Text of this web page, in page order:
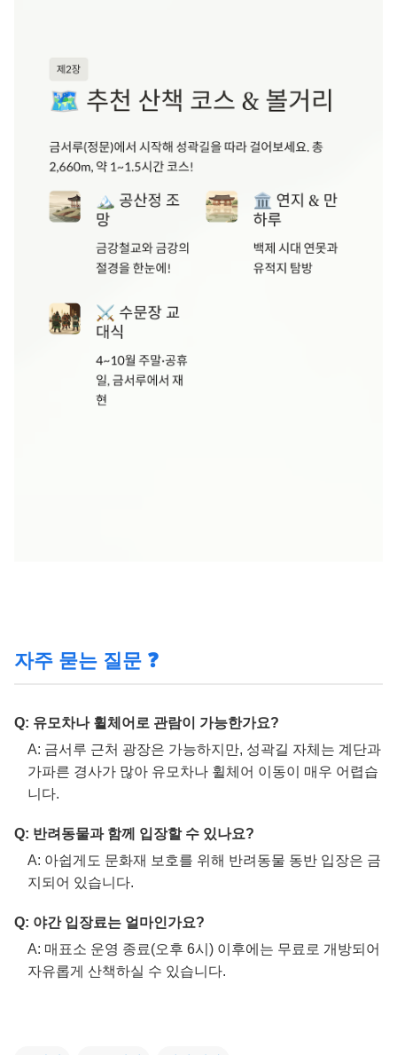
자주 묻는 질문 ❓
Q: 유모차나 휠체어로 관람이 가능한가요?
A: 금서루 근처 광장은 가능하지만, 성곽길 자체는 계단과
가파른 경사가 많아 유모차나 휠체어 이동이 매우 어렵습
니다.
Q: 반려동물과 함께 입장할 수 있나요?
A: 아쉽게도 문화재 보호를 위해 반려동물 동반 입장은 금
지되어 있습니다.
Q: 야간 입장료는 얼마인가요?
A: 매표소 운영 종료(오후 6시) 이후에는 무료로 개방되어
자유롭게 산책하실 수 있습니다.